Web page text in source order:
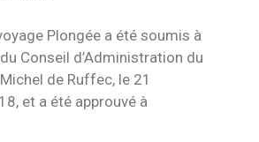
Plongée a été soumis à
Conseil d’Administration du
de Ruffec, le 21
et a été approuvé à